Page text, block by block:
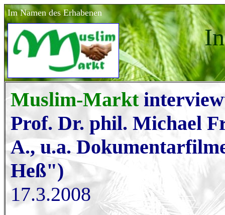
Im Namen des Erhabenen
Muslim-Markt
Prof. Dr. phil. Michael
A., u.a.
Heß")
17.3.2008